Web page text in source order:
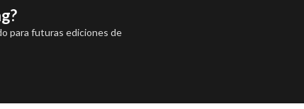
para futuras ediciones de